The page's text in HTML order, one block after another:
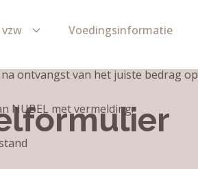
Voedingsinformatie
ontvangst van het juiste bedrag op
NUBEL met vermelding: